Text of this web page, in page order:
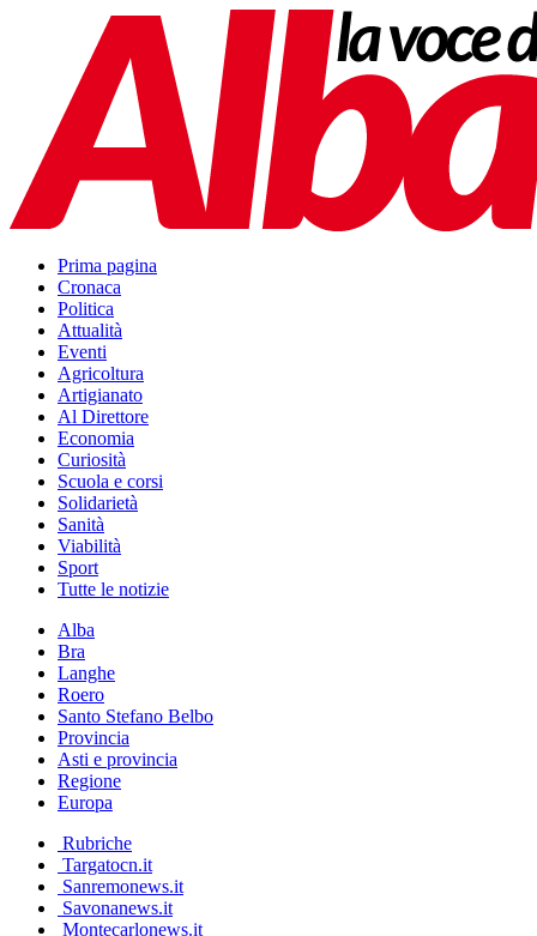
Prima pagina
Cronaca
Politica
Attualità
Eventi
Agricoltura
Artigianato
Al Direttore
Economia
Curiosità
Scuola e corsi
Solidarietà
Sanità
Viabilità
Sport
Tutte le notizie
Alba
Bra
Langhe
Roero
Santo Stefano Belbo
Provincia
Asti e provincia
Regione
Europa
Rubriche
Targatocn.it
Sanremonews.it
Savonanews.it
Montecarlonews.it